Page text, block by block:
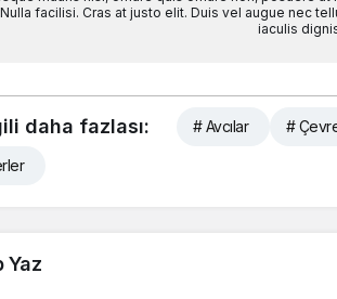
facilisi. Cras at justo elit. Duis vel augue nec
iaculis
daha fazlası: # Avcılar #
Yaz